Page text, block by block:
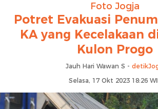
Foto Jogja
Potret Evakuasi
KA yang Kecelakaan
Kulon Progo
Jauh Hari Wawan S -
Selasa, 17 Okt 2023 18:26